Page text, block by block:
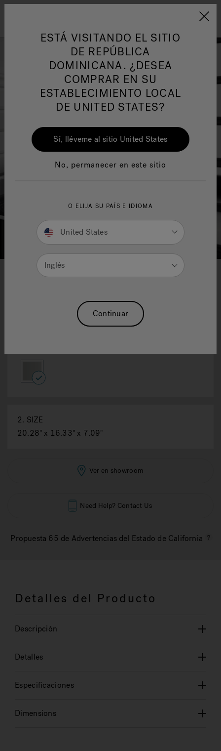
Jacuzzi&reg; Latin
Responsabilidad Social
HIDROMASAJE
Manuales y Guías del Usuario
Reajuste La Selección
selected
2. SIZE
20.28" x 16.33" x 7.09"
Ver en showroom
Need Help? Contact Us
Propuesta 65 de Advertencias del Estado de California
Detalles del Producto
Descripción
Detalles
Especificaciones
Dimensions
ESTÁ VISITANDO EL SITIO
DE REPÚBLICA
DOMINICANA. ¿DESEA
COMPRAR EN SU
ESTABLECIMIENTO LOCAL
DE UNITED STATES?
Sí, lléveme al sitio United States
No, permanecer en este sitio
O ELIJA SU PAÍS E IDIOMA
United States
Inglés
Continuar